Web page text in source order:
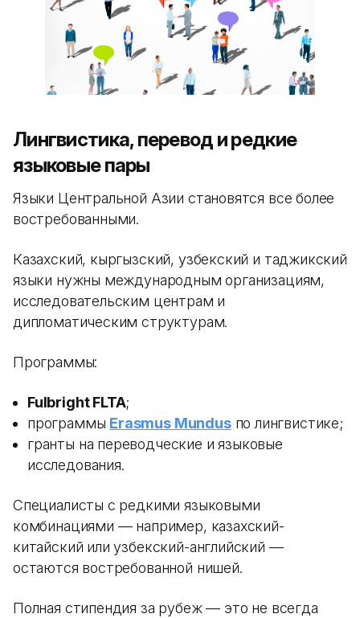
Лингвистика, перевод и редкие
языковые пары
Языки Центральной Азии становятся все более
востребованными.
Казахский, кыргызский, узбекский и таджикский
языки нужны международным организациям,
исследовательским центрам и
дипломатическим структурам.
Программы:
Fulbright FLTA;
программы Erasmus Mundusпо лингвистике;
гранты на переводческие и языковые
исследования.
Специалисты с редкими языковыми
комбинациями — например, казахский-
китайский или узбекский-английский —
остаются востребованной нишей.
Полная стипендия за рубеж — это не всегда